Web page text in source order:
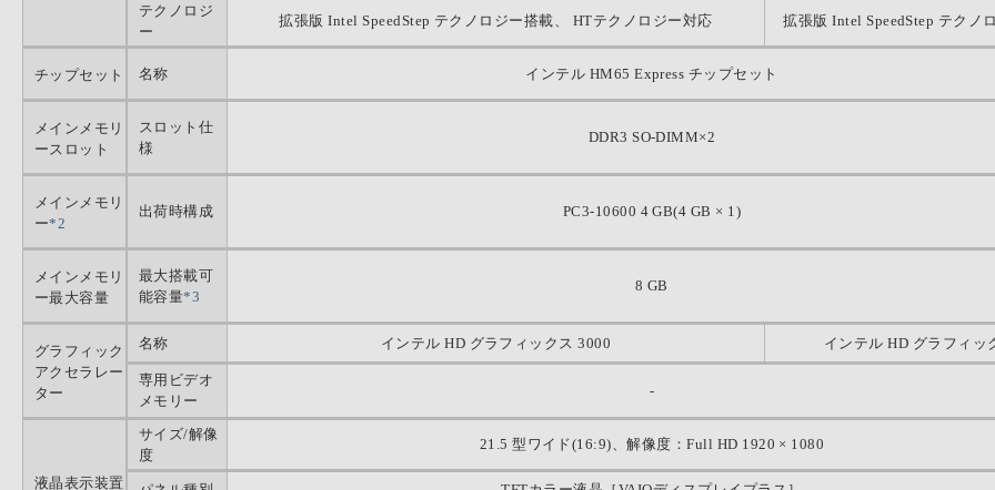
テクノロジ
ー
拡張版 Intel SpeedStep テクノロジー搭載、 HTテクノロジー対応 拡張版 Intel SpeedStep テクノ
チップセット 名称 インテル HM65 Express チップセット
メインメモリ
ースロット
スロット仕
様
DDR3 SO-DIMM×2
メインメモリ
ー*2
出荷時構成 PC3-10600 4 GB(4 GB × 1)
メインメモリ
ー最大容量
最大搭載可
能容量*3
8 GB
グラフィック
アクセラレー
ター
名称 インテル HD グラフィックス 3000 インテル HD グラフィッ
専用ビデオ
メモリー
-
液晶表示装置
サイズ/解像
度
21.5 型ワイド(16:9)、解像度：Full HD 1920 × 1080